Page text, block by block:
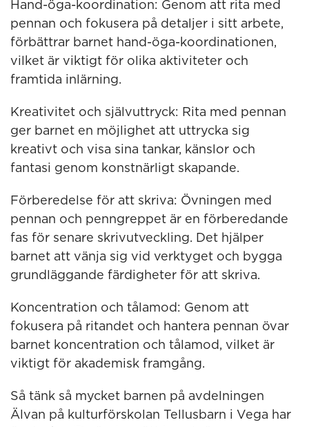
Hand-öga-koordination: Genom att rita med
pennan och fokusera på detaljer i sitt arbete,
förbättrar barnet hand-öga-koordinationen,
vilket är viktigt för olika aktiviteter och
framtida inlärning.
Kreativitet och självuttryck: Rita med pennan
ger barnet en möjlighet att uttrycka sig
kreativt och visa sina tankar, känslor och
fantasi genom konstnärligt skapande.
Förberedelse för att skriva: Övningen med
pennan och penngreppet är en förberedande
fas för senare skrivutveckling. Det hjälper
barnet att vänja sig vid verktyget och bygga
grundläggande färdigheter för att skriva.
Koncentration och tålamod: Genom att
fokusera på ritandet och hantera pennan övar
barnet koncentration och tålamod, vilket är
viktigt för akademisk framgång.
Så tänk så mycket barnen på avdelningen
Älvan på kulturförskolan Tellusbarn i Vega har